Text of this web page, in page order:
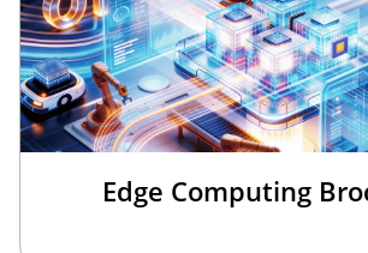
Edge Computing